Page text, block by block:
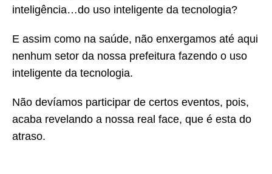
inteligência…do uso inteligente da tecnologia?
E assim como na saúde, não enxergamos até aqui
nenhum setor da nossa prefeitura fazendo o uso
inteligente da tecnologia.
Não devíamos participar de certos eventos, pois,
acaba revelando a nossa real face, que é esta do
atraso.